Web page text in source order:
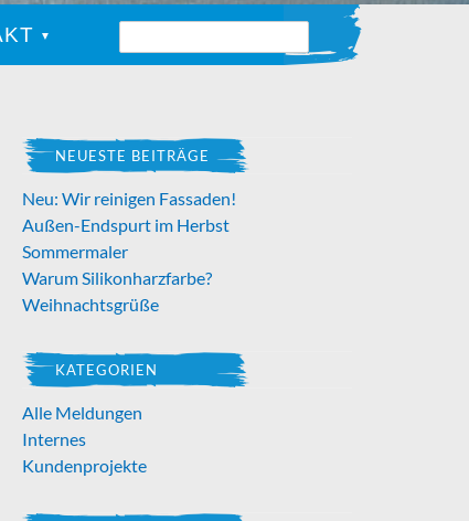
NEUESTE BEITRÄGE
Neu: Wir reinigen Fassaden!
Außen-Endspurt im Herbst
Sommermaler
Warum Silikonharzfarbe?
Weihnachtsgrüße
KATEGORIEN
Alle Meldungen
Internes
Kundenprojekte